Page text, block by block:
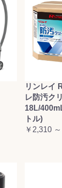
リンレイ
レ防汚ク
18L/
トル)
￥2,310